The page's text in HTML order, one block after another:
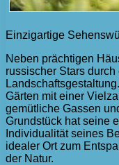
Einzigartige
Neben prächtigen
russischer Stars
Gärten mit einer
gemütliche Gassen
Grundstück hat seine
Individualität seines
idealer Ort zum
der Natur.